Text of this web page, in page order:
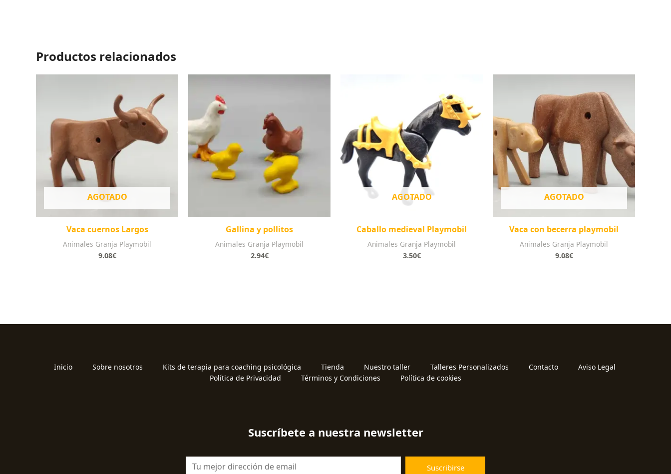
Productos relacionados
AGOTADO
Vaca cuernos Largos
Animales Granja Playmobil
9.08€
Gallina y pollitos
Animales Granja Playmobil
2.94€
AGOTADO
Caballo medieval Playmobil
Animales Granja Playmobil
3.50€
AGOTADO
Vaca con becerra playmobil
Animales Granja Playmobil
9.08€
Inicio Sobre nosotros Kits de terapia para coaching psicológica Tienda Nuestro taller Talleres Personalizados Contacto
Aviso Legal
Política de Privacidad
Términos y Condiciones Política de cookies
Suscríbete a nuestra newsletter
Suscribirse